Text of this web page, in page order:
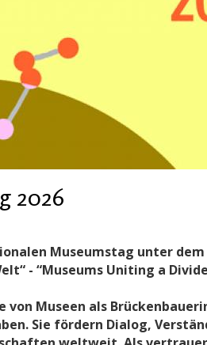
2026
Museumstag unter
- “Museums Uniting a
Museen als
Sie fördern Dialog,